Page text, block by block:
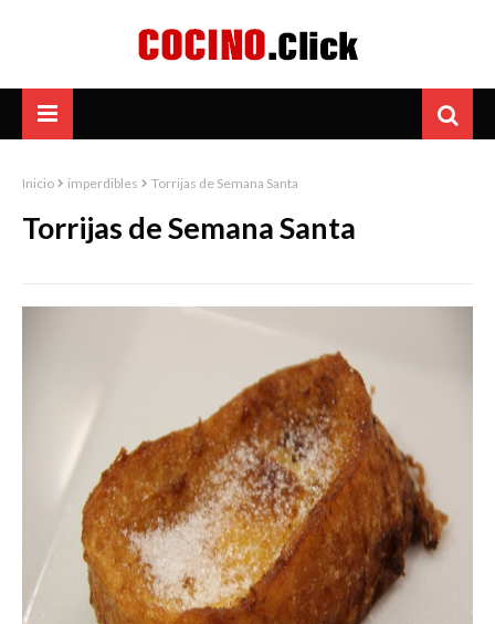
Inicio imperdibles Torrijas de Semana Santa
Torrijas de Semana Santa